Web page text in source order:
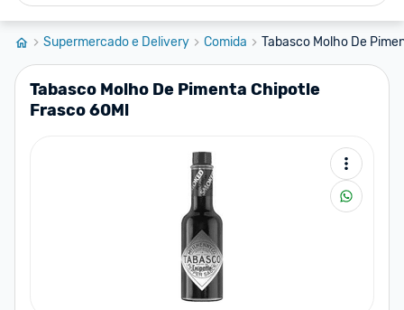
Supermercado e Delivery Comida Tabasco Molho De
Tabasco Molho De Pimenta Chipotle
Frasco 60Ml